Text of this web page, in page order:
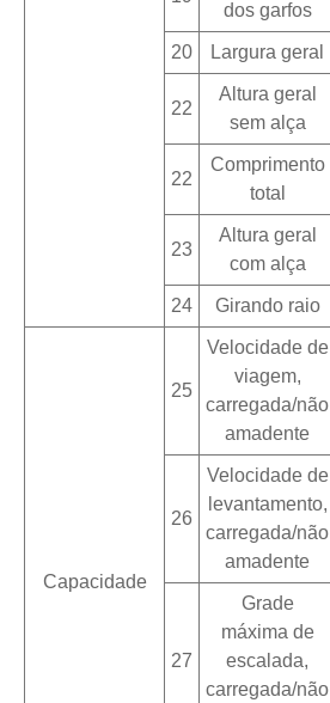
dos garfos
20 Largura geral
22
Altura geral
sem alça
22
Comprimento
total
23
Altura geral
com alça
24 Girando raio
Capacidade
25
Velocidade de
viagem,
carregada/não
amadente
26
Velocidade de
levantamento,
carregada/não
amadente
27
Grade
máxima de
escalada,
carregada/não